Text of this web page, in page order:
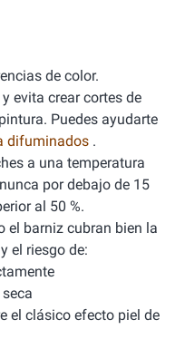
de color.
evita crear cortes de
Puedes ayudarte
difuminados .
a una temperatura
por debajo de 15
al 50 %.
el barniz cubran bien la
el riesgo de:
el clásico efecto piel de